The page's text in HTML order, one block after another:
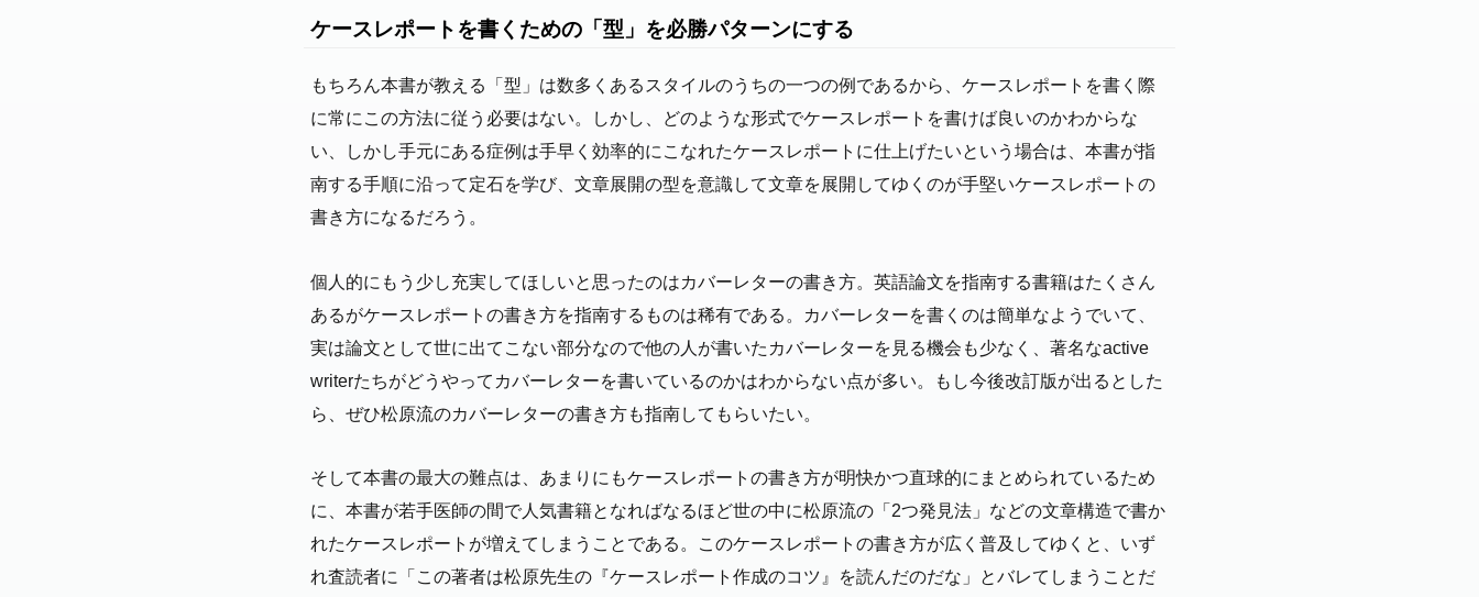
ケースレポートを書くための「型」を必勝パターンにする
もちろん本書が教える「型」は数多くあるスタイルのうちの一つの例であるから、ケースレポートを書く際
に常にこの方法に従う必要はない。しかし、どのような形式でケースレポートを書けば良いのかわからな
い、しかし手元にある症例は手早く効率的にこなれたケースレポートに仕上げたいという場合は、本書が指
南する手順に沿って定石を学び、文章展開の型を意識して文章を展開してゆくのが手堅いケースレポートの
書き方になるだろう。
個人的にもう少し充実してほしいと思ったのはカバーレターの書き方。英語論文を指南する書籍はたくさん
あるがケースレポートの書き方を指南するものは稀有である。カバーレターを書くのは簡単なようでいて、
実は論文として世に出てこない部分なので他の人が書いたカバーレターを見る機会も少なく、著名なactive
writerたちがどうやってカバーレターを書いているのかはわからない点が多い。もし今後改訂版が出るとした
ら、ぜひ松原流のカバーレターの書き方も指南してもらいたい。
そして本書の最大の難点は、あまりにもケースレポートの書き方が明快かつ直球的にまとめられているため
に、本書が若手医師の間で人気書籍となればなるほど世の中に松原流の「2つ発見法」などの文章構造で書か
れたケースレポートが増えてしまうことである。このケースレポートの書き方が広く普及してゆくと、いず
れ査読者に「この著者は松原先生の『ケースレポート作成のコツ』を読んだのだな」とバレてしまうことだ